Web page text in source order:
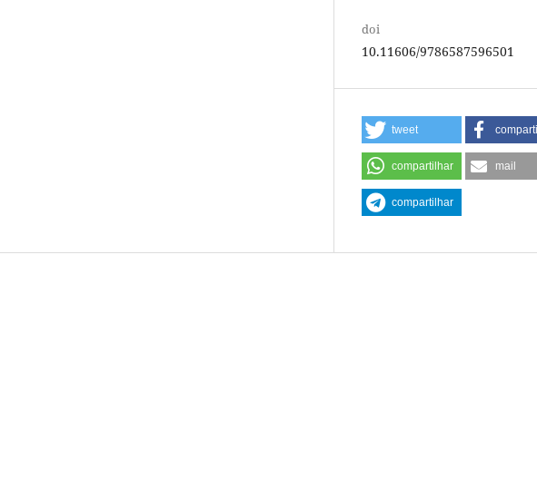
doi
10.11606/9786587596501
tweet
compartilhar mail
compartilhar